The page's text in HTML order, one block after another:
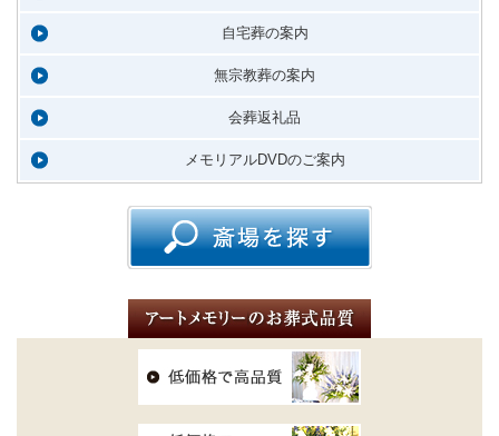
自宅葬の案内
無宗教葬の案内
会葬返礼品
メモリアルDVDのご案内